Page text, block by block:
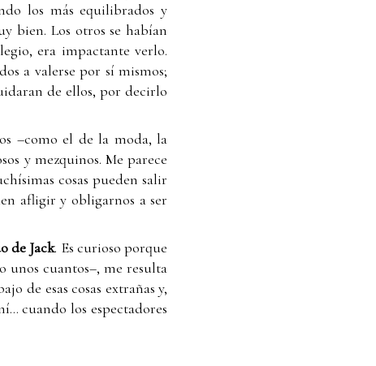
los más equilibrados y
bien. Los otros se habían
era impactante verlo.
a valerse por sí mismos;
de ellos, por decirlo
–como el de la moda, la
y mezquinos. Me parece
cosas pueden salir
afligir y obligarnos a ser
de Jack. Es curioso porque
unos cuantos–, me resulta
de esas cosas extrañas y,
cuando los espectadores